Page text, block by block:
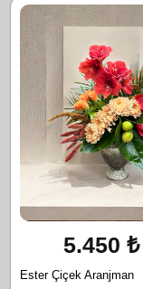
5.450 ₺
Ester Çiçek Aranjman